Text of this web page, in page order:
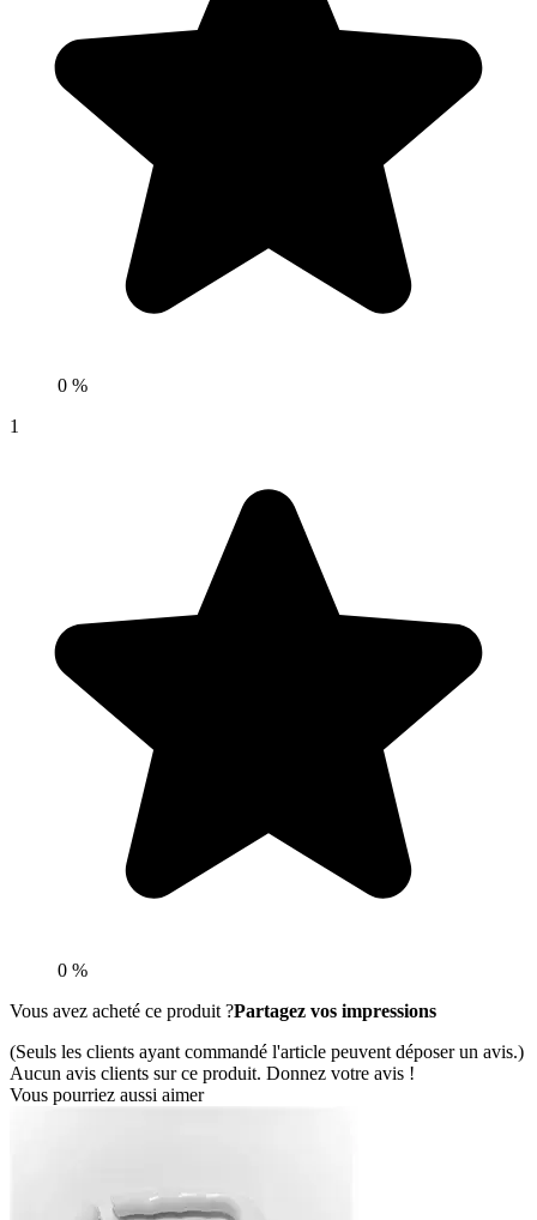
0 %
1
0 %
Vous avez acheté ce produit ?Partagez vos impressions
(Seuls les clients ayant commandé l'article peuvent déposer un avis.)
Aucun avis clients sur ce produit. Donnez votre avis !
Vous pourriez aussi aimer